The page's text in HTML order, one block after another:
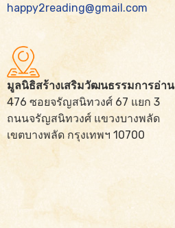
happy2reading@gmail.com
มูลนิธิสร้างเสริมวัฒนธรรมการอ่าน
476 ซอยจรัญสนิทวงศ์ 67 แยก 3
ถนนจรัญสนิทวงศ์ แขวงบางพลัด
เขตบางพลัด กรุงเทพฯ 10700